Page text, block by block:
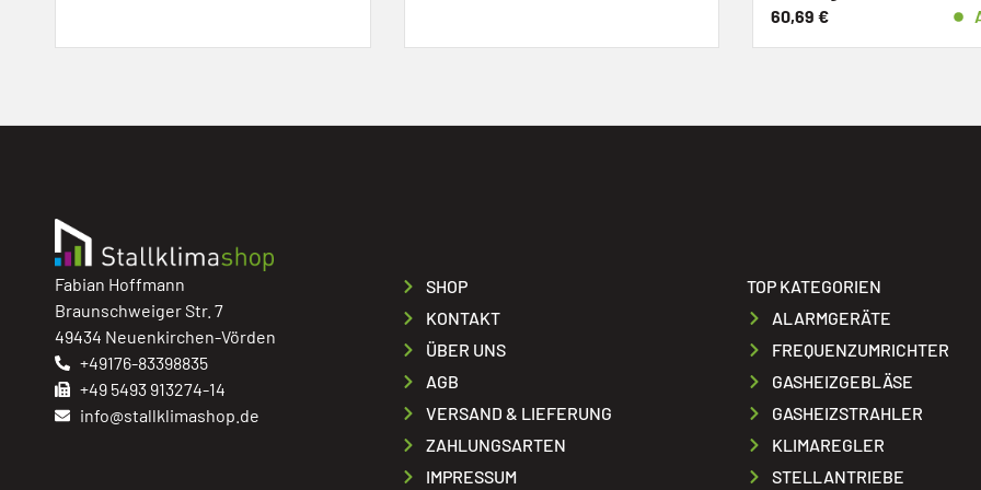
Auf Lager €
Fabian Hoffmann
Braunschweiger Str. 7
49434 Neuenkirchen-Vörden
+49176-83398835
+49 5493 913274-14
info@stallklimashop.de
SHOP
KONTAKT
ÜBER UNS
AGB
VERSAND & LIEFERUNG
ZAHLUNGSARTEN
IMPRESSUM
TOP KATEGORIEN
ALARMGERÄTE
FREQUENZUMRICHTER
GASHEIZGEBLÄSE
GASHEIZSTRAHLER
KLIMAREGLER
STELLANTRIEBE